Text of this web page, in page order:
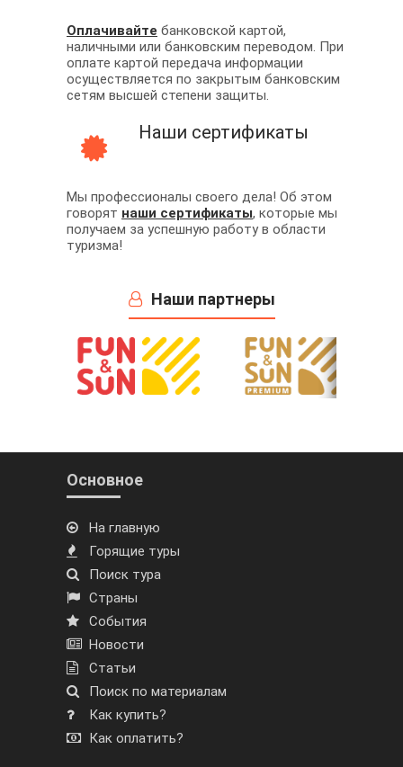
Оплачивайте банковской картой,
наличными или банковским переводом. При
оплате картой передача информации
осуществляется по закрытым банковским
сетям высшей степени защиты.
Наши сертификаты
Мы профессионалы своего дела! Об этом
говорят наши сертификаты, которые мы
получаем за успешную работу в области
туризма!
Наши партнеры
Основное
На главную
Горящие туры
Поиск тура
Страны
События
Новости
Статьи
Поиск по материалам
Как купить?
Как оплатить?